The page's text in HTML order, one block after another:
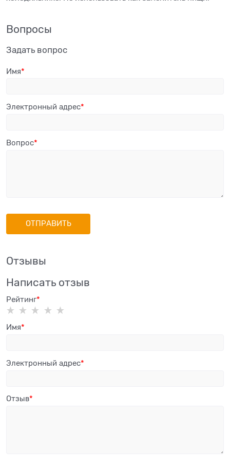
Вопросы
Задать вопрос
Имя
Электронный адрес
Вопрос
Отзывы
Написать отзыв
Рейтинг
Имя
Электронный адрес
Отзыв